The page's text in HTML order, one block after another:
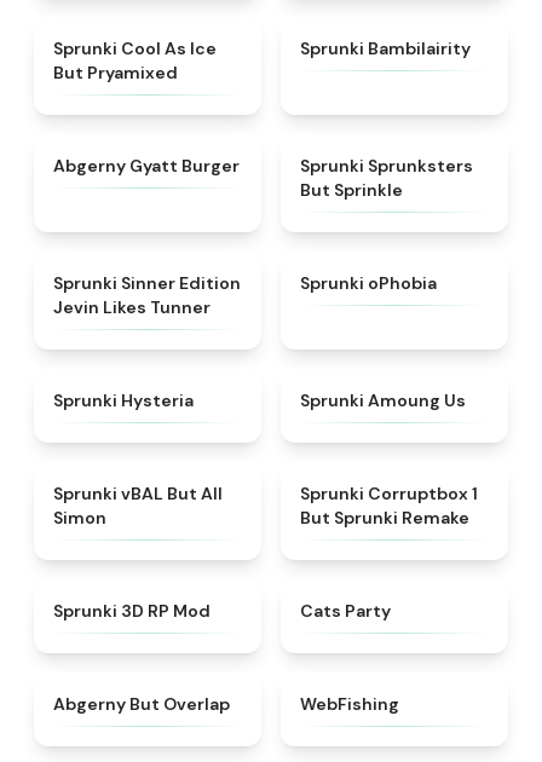
Sprunki Cool As Ice
But Pryamixed
★
Sprunki Bambilairity
Abgerny Gyatt Burger
Sprunki Sprunksters
But Sprinkle
★4.4
Sprunki Sinner Edition
Jevin Likes Tunner
Sprunki oPhobia
Sprunki Hysteria ★
Sprunki Amoung Us
★4.8
Sprunki vBAL But All
Simon
4.8
Sprunki Corruptbox 1
But Sprunki Remake
★
Sprunki 3D RP Mod Cats Party
★
Abgerny But Overlap WebFishing